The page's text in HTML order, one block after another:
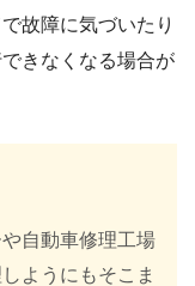
故障に気づいたり
きなくなる場合が
自動車修理工場
ようにもそこま